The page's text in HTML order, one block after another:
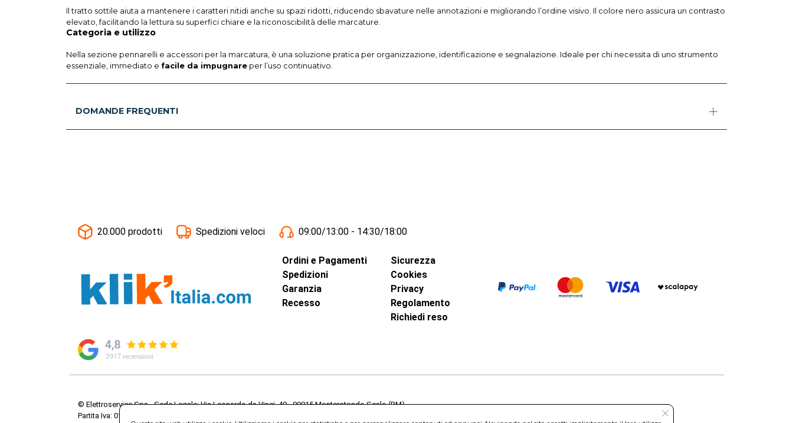
Il tratto sottile aiuta a mantenere i caratteri nitidi anche su spazi ridotti, riducendo sbavature nelle annotazioni e migliorando l’ordine visivo. Il colore nero assicura un contrasto
elevato, facilitando la lettura su superfici chiare e la riconoscibilità delle marcature.
Categoria e utilizzo
Nella sezione pennarelli e accessori per la marcatura, è una soluzione pratica per organizzazione, identificazione e segnalazione. Ideale per chi necessita di uno strumento
essenziale, immediato e facile da impugnare per l’uso continuativo.
DOMANDE FREQUENTI
20.000 prodotti Spedizioni veloci 09:00/13:00 - 14:30/18:00
Ordini e Pagamenti
Spedizioni
Garanzia
Recesso
Sicurezza
Cookies
Privacy
Regolamento
Richiedi reso
© Elettroservice Spa - Sede Legale: Via Leonardo da Vinci, 40 - 00015 Monterotondo Scalo (RM)
Partita Iva: 01586761007 - Codice Fiscale: 06634500588 Capitale Sociale 1.600.000,00 Euro i.v. Iscritto al Registro delle Imprese di Roma REA: RM-535144